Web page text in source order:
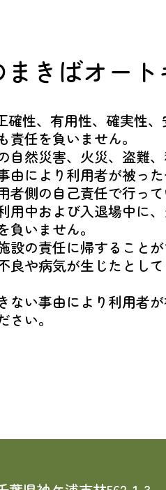
まきばオー
確性、有用性、確実性
任を負いません。
自然災害、火災、盗難
により利用者が被っ
者側の自己責任で行っ
用中および入退場中に
いません。
の責任に帰すること
良や病気が生じたとし
ない事由により利用者
い。